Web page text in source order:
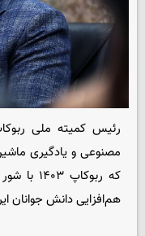
رئیس کمیته ملی
مصنوعی و یادگیری
که
هم‌افزایی دانش جوانان